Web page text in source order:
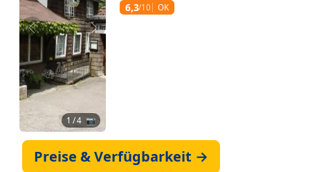
Zurück Weiter
1 / 4 📷
6,3/10 OK
Preise & Verfügbarkeit →